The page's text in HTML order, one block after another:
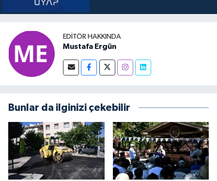
EDITÖR HAKKINDA
Mustafa Ergün
Bunlar da ilginizi çekebilir